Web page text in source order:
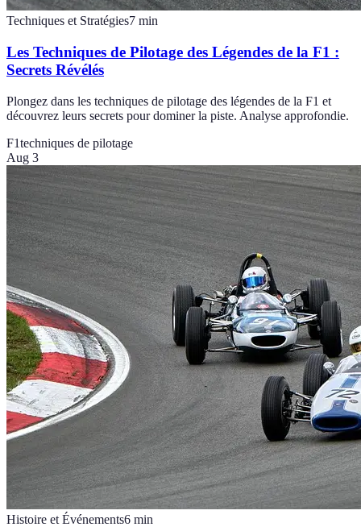
Techniques et Stratégies7 min
Les Techniques de Pilotage des Légendes de la F1 :
Secrets Révélés
Plongez dans les techniques de pilotage des légendes de la F1 et
découvrez leurs secrets pour dominer la piste. Analyse approfondie.
F1techniques de pilotage
Aug 3
Histoire et Événements6 min